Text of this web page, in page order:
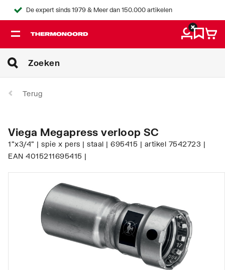
De expert sinds 1979 & Meer dan 150.000 artikelen
Terug
Viega Megapress verloop SC
1"x3/4" | spie x pers | staal | 695415 | artikel 7542723 |
EAN 4015211695415 |